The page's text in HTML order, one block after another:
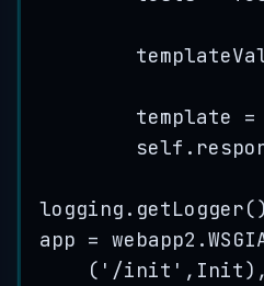
template
app =
( ' /init ' ,Init),